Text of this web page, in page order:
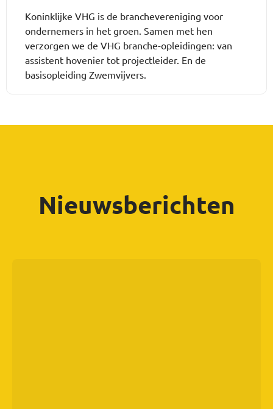
Koninklijke VHG is de branchevereniging voor
ondernemers in het groen. Samen met hen
verzorgen we de VHG branche-opleidingen: van
assistent hovenier tot projectleider. En de
basisopleiding Zwemvijvers.
Nieuwsberichten